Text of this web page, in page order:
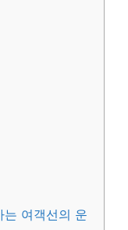
는 여객선의 운